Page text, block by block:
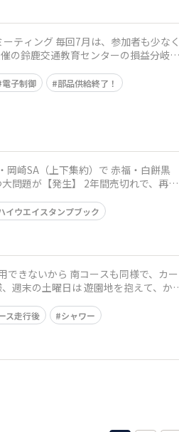
の鈴鹿交通教育センターの損益分岐点
電子制御
部品供給終了！
イウエイスタンプブック
ス走行後 シャワー